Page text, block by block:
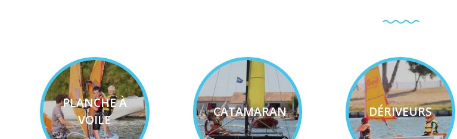
PLANCHE À
VOILE
CATAMARAN DÉRIVEURS